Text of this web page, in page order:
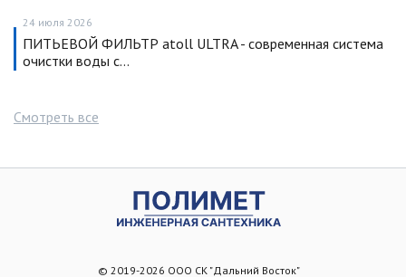
24 июля 2026
ПИТЬЕВОЙ ФИЛЬТР atoll ULTRA - современная система
очистки воды с…
Смотреть все
© 2019-2026 ООО СК "Дальний Восток"